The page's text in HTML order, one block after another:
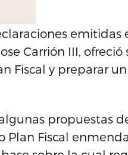
emitidas
Carrión III,
Fiscal y preparar
propuestas
Plan Fiscal